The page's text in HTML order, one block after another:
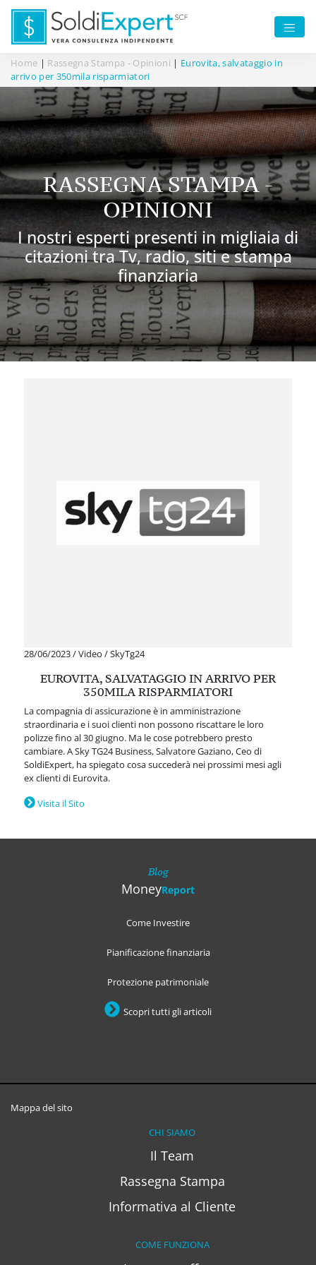
Home | Rassegna Stampa - Opinioni | Eurovita, salvataggio in
arrivo per 350mila risparmiatori
RASSEGNA STAMPA -
OPINIONI
I nostri esperti presenti in migliaia di
citazioni tra Tv, radio, siti e stampa
finanziaria
28/06/2023/Video /SkyTg24
EUROVITA, SALVATAGGIO IN ARRIVO PER
350MILA RISPARMIATORI
La compagnia di assicurazione è in amministrazione
straordinaria e i suoi clienti non possono riscattare le loro
polizze fino al 30 giugno. Ma le cose potrebbero presto
cambiare. A Sky TG24 Business, Salvatore Gaziano, Ceo di
SoldiExpert, ha spiegato cosa succederà nei prossimi mesi agli
ex clienti di Eurovita.
Visita il Sito
Blog
MoneyReport
Come Investire
Pianificazione finanziaria
Protezione patrimoniale
Scopri tutti gli articoli
Mappa del sito
CHI SIAMO
Il Team
Rassegna Stampa
Informativa al Cliente
COME FUNZIONA